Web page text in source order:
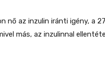
az inzulin iránti igény, a
más, az inzulinnal